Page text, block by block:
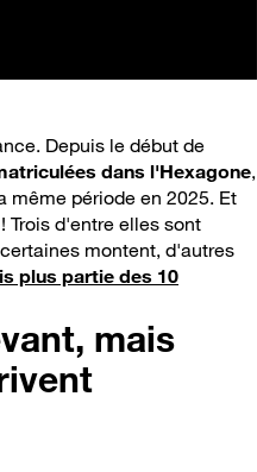
Depuis le début de
dans l'Hexagone,
même période en 2025. Et
Trois d'entre elles sont
montent, d'autres
plus partie des 10
mais